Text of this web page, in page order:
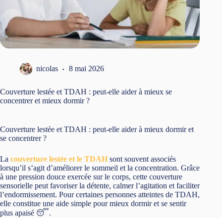
nicolas 8 mai 2026
Couverture lestée et TDAH : peut-elle aider à mieux se
concentrer et mieux dormir ?
Couverture lestée et TDAH : peut-elle aider à mieux dormir et
se concentrer ?
La couverture lestée et le TDAH sont souvent associés
lorsqu’il s’agit d’améliorer le sommeil et la concentration. Grâce
à une pression douce exercée sur le corps, cette couverture
sensorielle peut favoriser la détente, calmer l’agitation et faciliter
l’endormissement. Pour certaines personnes atteintes de TDAH,
elle constitue une aide simple pour mieux dormir et se sentir
plus apaisé 😴.